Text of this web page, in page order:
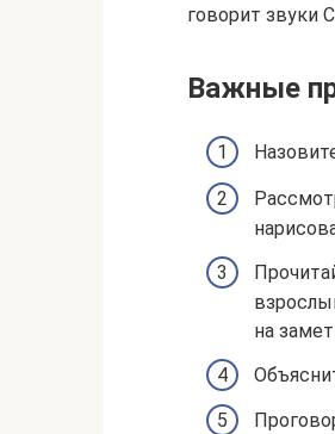
говорит звуки
Важные
на